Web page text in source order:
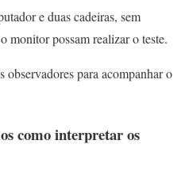
e duas cadeiras, sem
monitor possam realizar o teste.
observadores para acompanhar o
como interpretar os